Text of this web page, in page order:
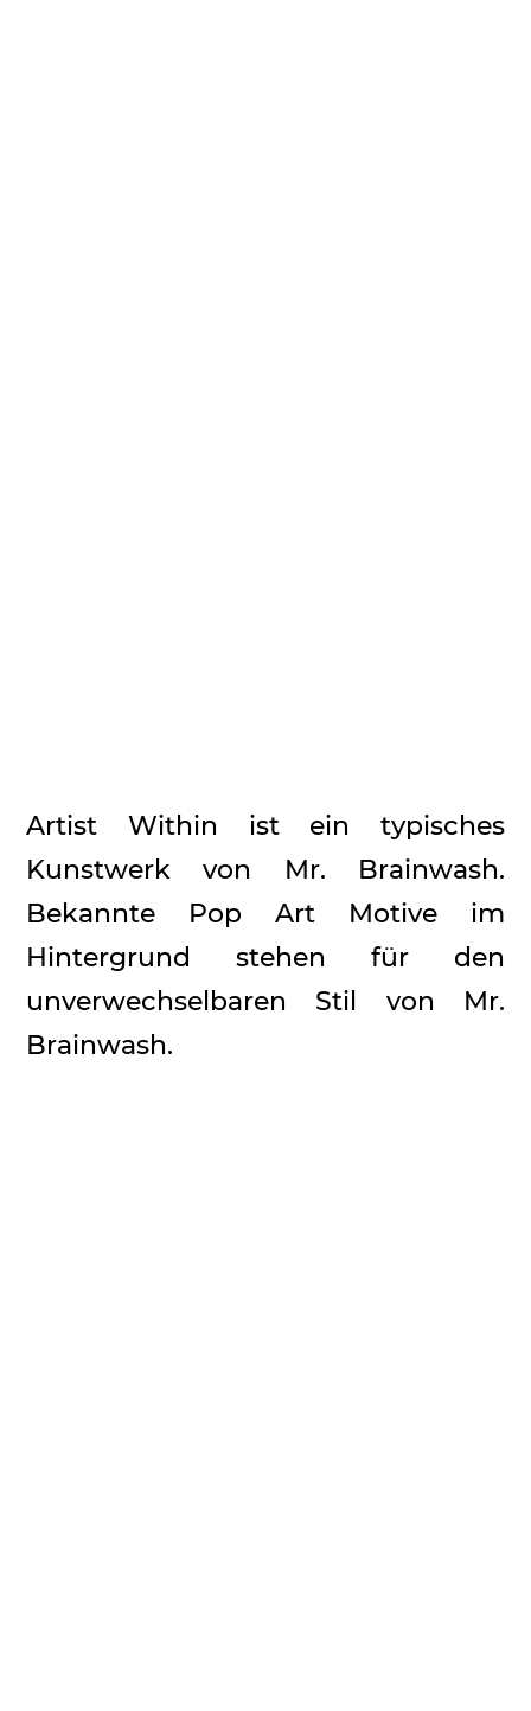
Artist Within ist ein typisches
Kunstwerk von Mr. Brainwash.
Bekannte Pop Art Motive im
Hintergrund stehen für den
unverwechselbaren Stil von Mr.
Brainwash.